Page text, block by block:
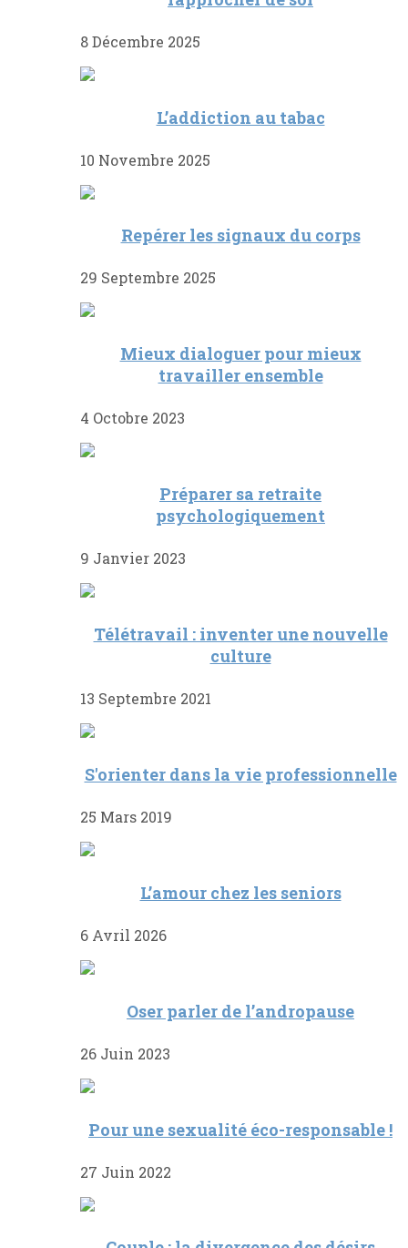
8 Décembre 2025
L’addiction au tabac
10 Novembre 2025
Repérer les signaux du corps
29 Septembre 2025
Mieux dialoguer pour mieux
travailler ensemble
4 Octobre 2023
Préparer sa retraite
psychologiquement
9 Janvier 2023
Télétravail : inventer une nouvelle
culture
13 Septembre 2021
S'orienter dans la vie professionnelle
25 Mars 2019
L’amour chez les seniors
6 Avril 2026
Oser parler de l’andropause
26 Juin 2023
Pour une sexualité éco-responsable !
27 Juin 2022